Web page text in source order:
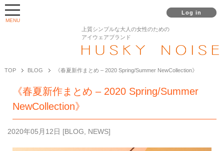
Log in
MENU
上質シンプルな大人の女性のための
アイウェアブランド
TOP BLOG 《春夏新作まとめ – 2020 Spring/Summer NewCollection》
《春夏新作まとめ – 2020 Spring/Summer
NewCollection》
2020年05月12日 [BLOG NEWS]